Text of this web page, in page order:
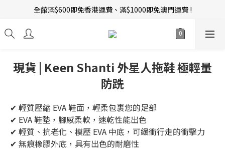
新會員招募中 | 即送 $12 購物金當錢使！
全館滿$600即免香港運費、滿$1000即免澳門運費 !
訂單完成後14天內圖文評價，即贈$10無限期購物金當錢使！
現貨 | Keen Shanti 外星人拖鞋 極輕量
防跣
✔ 輕質壓縮 EVA 鞋面，輕柔包裹您的足部
✔ EVA 鞋墊，腳感柔軟，速乾性能出色
✔ 輕質、抗老化、模壓 EVA 中底，可緩衝行走的衝擊力
✔ 無痕橡膠外底，具有出色的耐磨性